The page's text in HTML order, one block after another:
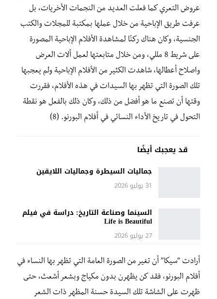
عروض التعري كما فعلت العديد من النجمات الأخريات، بل
عرفت طريق الإباحية من خلال عملها بمكتبة للمجلات والكتب
الجنسية، وكان هناك ركنًا لمشاهدة الأفلام الإباحية المصورة
على شريط 8 مللي، ومن خلال متابعتها لعمل ألات العرض
واصلاح أعطالها، شاهدت الكثير من الأفلام الإباحية ولم يعجبها
تلك الصورة التي تظهر بها السيدات في هذه الأفلام، فقررت
وقتها أن تصنع ما هو أفضل من ذلك، وكان ذلك بالفعل هو نقطة
التحول في تاريخ الأداء النسائي في أفلام البورنو. (8)
قد يعجبك أيضًا
جماليات السيطرة وجماليات اللايقين
31 يوليو 2026
السينما وصناعة التاريخ: دراسة في فيلم
Life is Beautiful
27 يوليو 2026
أرادت “سيكا” أن تغير من الصورة العامة التي تظهر بها النساء في
أفلام البورنو، فقد كن يظهرن بدون مكياج وبشعر أشعث، حتى
ظهرت على الشاشة تلك السيدة حسنة المظهر ذات الشعر